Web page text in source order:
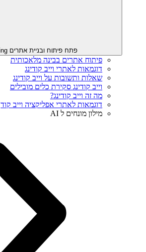
פתח פיתוח ובניית אתרים Vibe Coding
פיתוח אתרים בבינה מלאכותית
דוגמאות לאתרי וייב קודינג
שאלות ותשובות על וייב קודינג
וייב קודינג סקירת כלים מובילים
מה זה וייב קודינג?
דוגמאות לאתרי אפליקציה וייב קוד
מילון מונחים ל AI